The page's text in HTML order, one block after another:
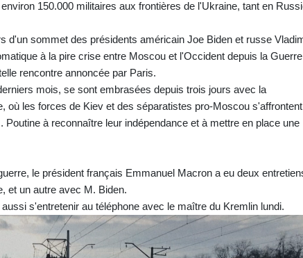
150.000 militaires aux frontières de l'Ukraine, tant en
d'un sommet des présidents américain Joe Biden et russe
à la pire crise entre Moscou et l'Occident depuis la Guerre
rencontre annoncée par Paris.
mois, se sont embrasées depuis trois jours avec la
où les forces de Kiev et des séparatistes pro-Moscou s'affrontent
à reconnaître leur indépendance et à mettre en place une
le président français Emmanuel Macron a eu deux
et un autre avec M. Biden.
s'entretenir au téléphone avec le maître du Kremlin lundi.